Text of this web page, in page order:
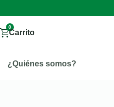
0
Carrito
¿Quiénes somos?